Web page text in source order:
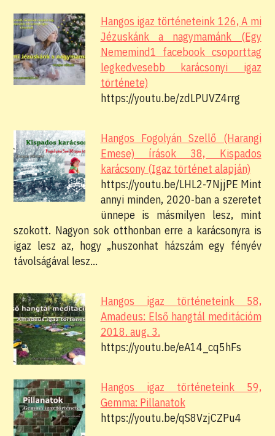
Hangos igaz történeteink 126, A mi
Jézuskánk a nagymamánk (Egy
Nememind1 facebook csoporttag
legkedvesebb karácsonyi igaz
története)
https://youtu.be/zdLPUVZ4rrg
Hangos Fogolyán Szellő (Harangi
Emese) írások 38, Kispados
karácsony (Igaz történet alapján)
https://youtu.be/LHL2-7NjjPE Mint
annyi minden, 2020-ban a szeretet
ünnepe is másmilyen lesz, mint
szokott. Nagyon sok otthonban erre a karácsonyra is
igaz lesz az, hogy „huszonhat házszám egy fényév
távolságával lesz…
Hangos igaz történeteink 58,
Amadeus: Első hangtál meditációm
2018. aug. 3.
https://youtu.be/eA14_cq5hFs
Hangos igaz történeteink 59,
Gemma: Pillanatok
https://youtu.be/qS8VzjCZPu4